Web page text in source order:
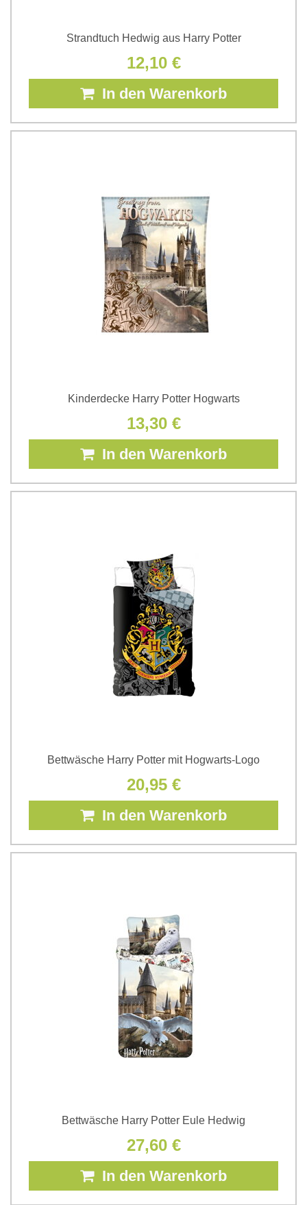
Strandtuch Hedwig aus Harry Potter
12,10 €
In den Warenkorb
Kinderdecke Harry Potter Hogwarts
13,30 €
In den Warenkorb
Bettwäsche Harry Potter mit Hogwarts-Logo
20,95 €
In den Warenkorb
Bettwäsche Harry Potter Eule Hedwig
27,60 €
In den Warenkorb